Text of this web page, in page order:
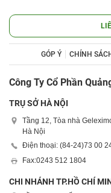
GÓP Ý CHÍNH
Công Ty Cổ Phần
TRỤ SỞ HÀ NỘI
Tầng 12, Tòa nhà
Hà Nội
Điện thoại: (84-24)73 00
Fax:0243 512 1804
CHI NHÁNH TP.HỒ CHÍ